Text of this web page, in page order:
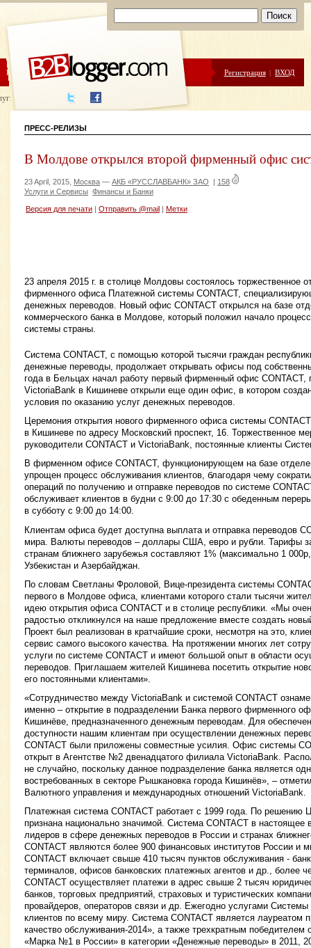
ЦЕНЫ ПОМОЩЬ Регистрация | ВХОД
написания
ПРЕСС-РЕЛИЗЫ
В Молдове открылся второй фирменный офис
23 April, 2015, Москва — АКБ «РУССЛАВБАНК» ЗАО | 158
Услуги и Сервисы Финансы и Банки
Версия для печати Отправить @mail Метки
23 апреля 2015 г. в столице Молдовы состоялось торжественное
фирменного офиса Платежной системы CONTACT,
денежных переводов. Новый офис CONTACT открылся на базе
коммерческого банка в Молдове, который положил начало
системы страны.
Система CONTACT, с помощью которой тысячи граждан
денежные переводы, продолжает открывать офисы под
года в Бельцах начал работу первый фирменный офис CONTACT,
VictoriaBank в Кишиневе открыли еще один офис, в котором
условия по оказанию услуг денежных переводов.
Церемония открытия нового фирменного офиса системы
в Кишиневе по адресу Московский проспект, 16. Торжественное
руководители CONTACT и VictoriaBank, постоянные клиенты
В фирменном офисе CONTACT, функционирующем на базе
упрощен процесс обслуживания клиентов, благодаря чему
операций по получению и отправке переводов по системе
обслуживает клиентов в будни с 9:00 до 17:30 с обеденным
в субботу с 9:00 до 14:00.
Клиентам офиса будет доступна выплата и отправка переводов
мира. Валюты переводов – доллары США, евро и рубли. Тарифы
странам ближнего зарубежья составляют 1% (максимально 1
Узбекистан и Азербайджан.
По словам Светланы Фроловой, Вице-президента системы
первого в Молдове офиса, клиентами которого стали тысячи
идею открытия офиса CONTACT и в столице республики. «Мы
радостью откликнулся на наше предложение вместе создать
Проект был реализован в кратчайшие сроки, несмотря на это,
сервис самого высокого качества. На протяжении многих лет
услуги по системе CONTACT и имеют большой опыт в области
переводов. Приглашаем жителей Кишинева посетить открытие
его постоянными клиентами».
«Сотрудничество между VictoriaBank и системой CONTACT
именно – открытие в подразделении Банка первого фирменного
Кишинёве, предназначенного денежным переводам. Для
доступности нашим клиентам при осуществлении денежных
CONTACT были приложены совместные усилия. Офис системы
открыт в Агентстве №2 двенадцатого филиала VictoriaBank.
не случайно, поскольку данное подразделение банка является
востребованных в секторе Рышкановка города Кишинёв», –
Валютного управления и международных отношений VictoriaBank.
Платежная система CONTACT работает с 1999 года. По решению
признана национально значимой. Система CONTACT в настоящее
лидеров в сфере денежных переводов в России и странах
CONTACT являются более 900 финансовых институтов России и
CONTACT включает свыше 410 тысяч пунктов обслуживания -
терминалов, офисов банковских платежных агентов и др., более
CONTACT осуществляет платежи в адрес свыше 2 тысяч
банков, торговых предприятий, страховых и туристических
провайдеров, операторов связи и др. Ежегодно услугами
клиентов по всему миру. Система CONTACT является лауреатом
качество обслуживания-2014», а также трехкратным победителем
«Марка №1 в России» в категории «Денежные переводы» в 2011,